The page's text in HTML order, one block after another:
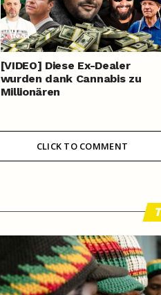
[VIDEO] Diese Ex-Dealer
wurden dank Cannabis zu
Millionären
CLICK TO COMMENT